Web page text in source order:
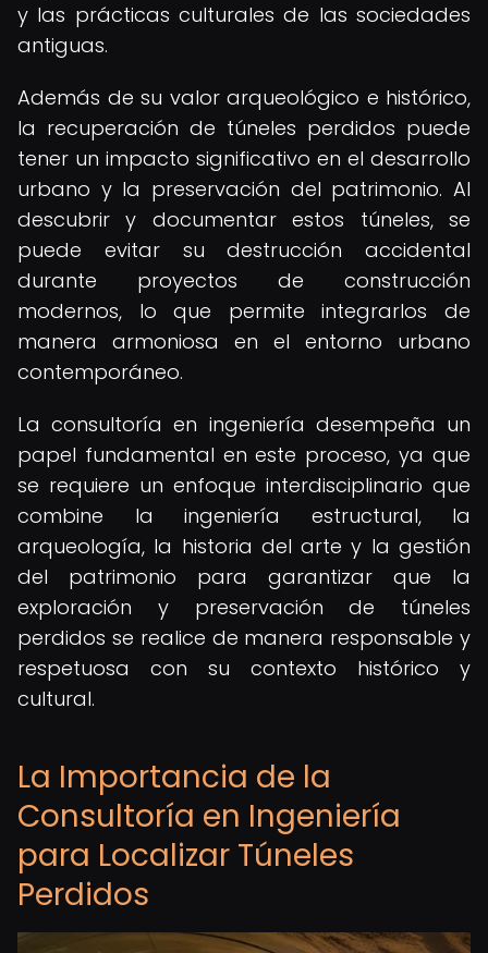
y las prácticas culturales de las sociedades
antiguas.
Además de su valor arqueológico e histórico,
la recuperación de túneles perdidos puede
tener un impacto significativo en el desarrollo
urbano y la preservación del patrimonio. Al
descubrir y documentar estos túneles, se
puede evitar su destrucción accidental
durante proyectos de construcción
modernos, lo que permite integrarlos de
manera armoniosa en el entorno urbano
contemporáneo.
La consultoría en ingeniería desempeña un
papel fundamental en este proceso, ya que
se requiere un enfoque interdisciplinario que
combine la ingeniería estructural, la
arqueología, la historia del arte y la gestión
del patrimonio para garantizar que la
exploración y preservación de túneles
perdidos se realice de manera responsable y
respetuosa con su contexto histórico y
cultural.
La Importancia de la
Consultoría en Ingeniería
para Localizar Túneles
Perdidos